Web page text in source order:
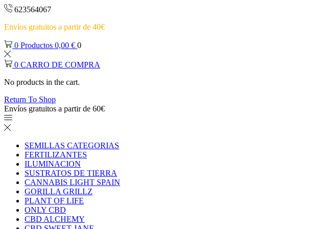
623564067
Envíos gratuitos a partir de 40€
0 Productos 0,00 € 0
0 CARRO DE COMPRA
No products in the cart.
Return To Shop
Envíos gratuitos a partir de 60€
SEMILLAS CATEGORIAS
FERTILIZANTES
ILUMINACION
SUSTRATOS DE TIERRA
CANNABIS LIGHT SPAIN
GORILLA GRILLZ
PLANT OF LIFE
ONLY CBD
CBD ALCHEMY